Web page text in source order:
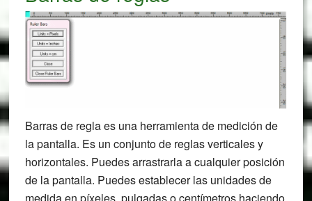
Barras de regla es una herramienta de medición de
la pantalla. Es un conjunto de reglas verticales y
horizontales. Puedes arrastrarla a cualquier posición
de la pantalla. Puedes establecer las unidades de
medida en píxeles, pulgadas o centímetros haciendo